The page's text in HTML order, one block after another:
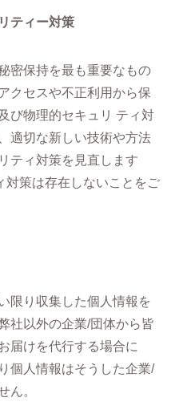
ティー対策
密保持を最も重要なもの
クセスや不正利用から保
び物理的セキュリ ティ対
適切な新しい技術や方法
ティ対策を見直します
対策は存在しないことをご
限り収集した個人情報を
社以外の企業/団体から皆
届けを代行する場合に
個人情報はそうした企業/
ん。